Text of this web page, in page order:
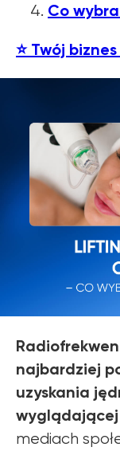
Co
⭐ Twój
najbardziej
uzyskania
wyglądającej
mediach